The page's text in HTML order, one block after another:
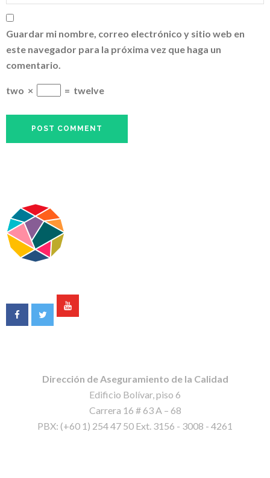
Guardar mi nombre, correo electrónico y sitio web en
este navegador para la próxima vez que haga un
comentario.
two × = twelve
Dirección de Aseguramiento de la Calidad
Edificio Bolívar, piso 6
Carrera 16 # 63 A – 68
PBX: (+60 1) 254 47 50 Ext. 3156 - 3008 - 4261